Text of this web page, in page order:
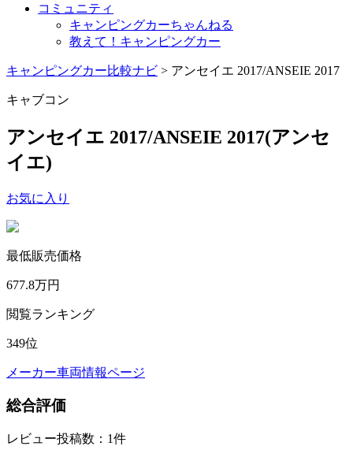
コミュニティ
キャンピングカーちゃんねる
教えて！キャンピングカー
キャンピングカー比較ナビ > アンセイエ 2017/ANSEIE 2017
キャブコン
アンセイエ 2017/ANSEIE 2017(アンセ
イエ)
お気に入り
最低販売価格
677.8万円
閲覧ランキング
349位
メーカー車両情報ページ
総合評価
レビュー投稿数：1件